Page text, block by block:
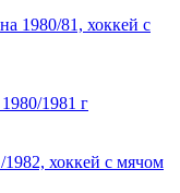
1980/81, хоккей с
1981 г
хоккей с мячом